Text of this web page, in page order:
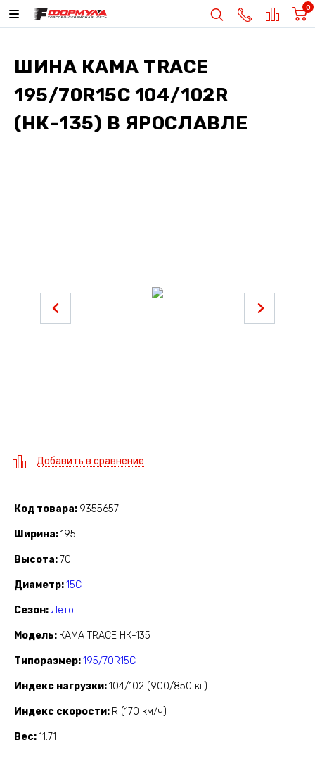
0
ШИНА КАМА TRACE
195/70R15C 104/102R
(НК-135) В ЯРОСЛАВЛЕ
Добавить в сравнение
Код товара 9355657
Ширина 195
Высота 70
Диаметр 15C
Сезон Лето
Модель КАМА TRACE НК-135
Типоразмер 195/70R15C
Индекс нагрузки 104/102 (900/850 кг)
Индекс скорости R (170 км/ч)
Вес 11.71